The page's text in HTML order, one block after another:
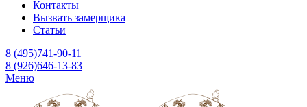
Контакты
Вызвать замерщика
Статьи
8 (495)741-90-11
8 (926)646-13-83
Меню